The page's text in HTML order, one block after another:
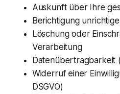
Auskunft über Ihre
Berichtigung
Löschung oder
Verarbeitung
Datenübertragbarkeit
Widerruf einer
DSGVO)